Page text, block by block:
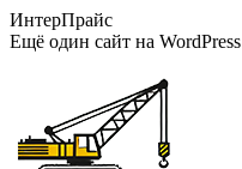
Перейти
к
ИнтерПрайс
Ещё один сайт на WordPress